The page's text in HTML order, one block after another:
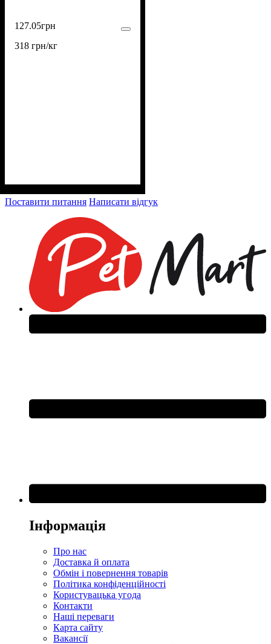
127.05грн
318 грн/кг
Поставити питання Написати відгук
Інформація
Про нас
Доставка й оплата
Обмін і повернення товарів
Політика конфіденційності
Користувацька угода
Контакти
Наші переваги
Карта сайту
Вакансії